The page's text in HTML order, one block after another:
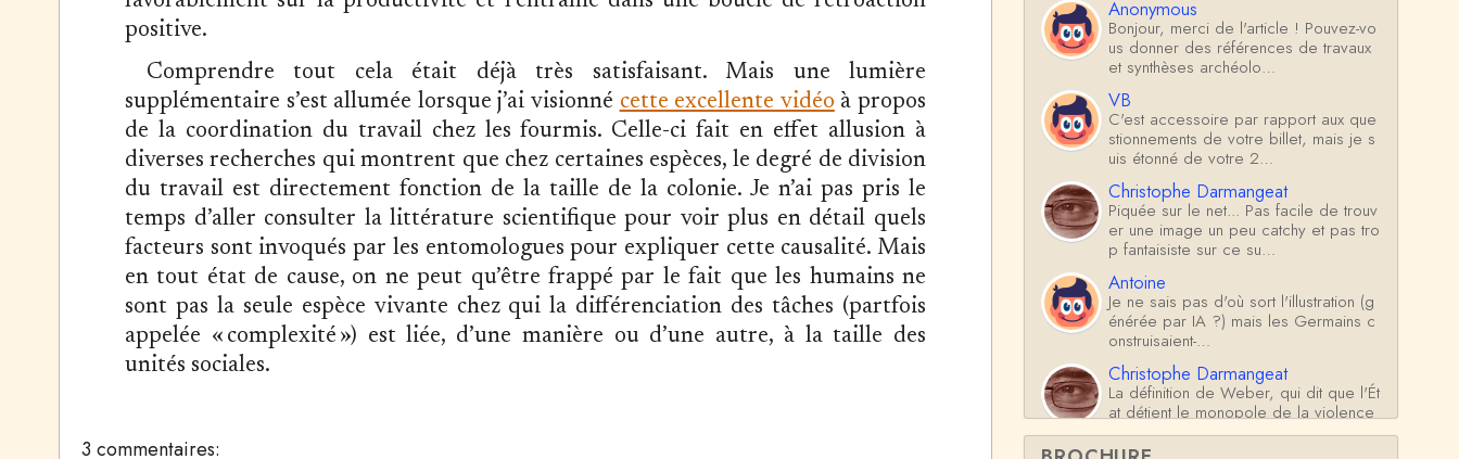
positive.
Comprendre tout cela était déjà très satisfaisant. Mais une lumière
supplémentaire s’est allumée lorsque j’ai visionné cette excellente vidéo à propos
de la coordination du travail chez les fourmis. Celle-ci fait en effet allusion à
diverses recherches qui montrent que chez certaines espèces, le degré de division
du travail est directement fonction de la taille de la colonie. Je n’ai pas pris le
temps d’aller consulter la littérature scientifique pour voir plus en détail quels
facteurs sont invoqués par les entomologues pour expliquer cette causalité. Mais
en tout état de cause, on ne peut qu’être frappé par le fait que les humains ne
sont pas la seule espèce vivante chez qui la différenciation des tâches (partfois
appelée « complexité ») est liée, d’une manière ou d’une autre, à la taille des
unités sociales.
3 commentaires:
Anonymous
Bonjour, merci de l'article ! Pouvez-vo
us donner des références de travaux
et synthèses archéolo…
VB
C'est accessoire par rapport aux que
stionnements de votre billet, mais je s
uis étonné de votre 2…
Christophe Darmangeat
Piquée sur le net... Pas facile de trouv
er une image un peu catchy et pas tro
p fantaisiste sur ce su…
Antoine
Je ne sais pas d'où sort l'illustration (g
énérée par IA ?) mais les Germains c
onstruisaient-…
Christophe Darmangeat
La définition de Weber, qui dit que l'Ét
at détient le monopole de la violence
*légitime* répond …